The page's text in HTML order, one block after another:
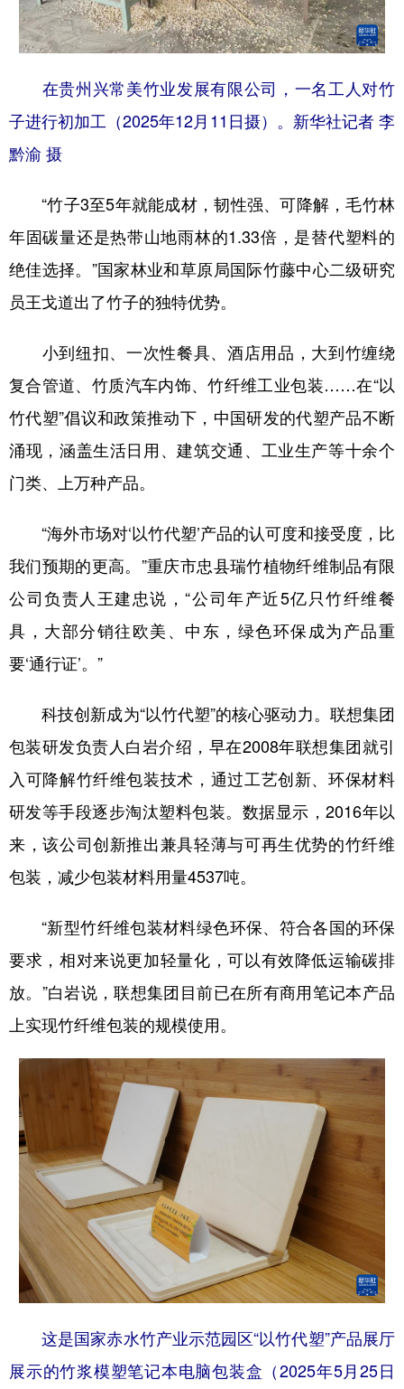
在贵州兴常美竹业发展有限公司，一名工人对竹
子进行初加工（2025年12月11日摄）。新华社记者 李
黔渝 摄
“竹子3至5年就能成材，韧性强、可降解，毛竹林
年固碳量还是热带山地雨林的1.33倍，是替代塑料的
绝佳选择。”国家林业和草原局国际竹藤中心二级研究
员王戈道出了竹子的独特优势。
小到纽扣、一次性餐具、酒店用品，大到竹缠绕
复合管道、竹质汽车内饰、竹纤维工业包装……在“以
竹代塑”倡议和政策推动下，中国研发的代塑产品不断
涌现，涵盖生活日用、建筑交通、工业生产等十余个
门类、上万种产品。
“海外市场对‘以竹代塑’产品的认可度和接受度，比
我们预期的更高。”重庆市忠县瑞竹植物纤维制品有限
公司负责人王建忠说，“公司年产近5亿只竹纤维餐
具，大部分销往欧美、中东，绿色环保成为产品重
要‘通行证’。”
科技创新成为“以竹代塑”的核心驱动力。联想集团
包装研发负责人白岩介绍，早在2008年联想集团就引
入可降解竹纤维包装技术，通过工艺创新、环保材料
研发等手段逐步淘汰塑料包装。数据显示，2016年以
来，该公司创新推出兼具轻薄与可再生优势的竹纤维
包装，减少包装材料用量4537吨。
“新型竹纤维包装材料绿色环保、符合各国的环保
要求，相对来说更加轻量化，可以有效降低运输碳排
放。”白岩说，联想集团目前已在所有商用笔记本产品
上实现竹纤维包装的规模使用。
这是国家赤水竹产业示范园区“以竹代塑”产品展厅
展示的竹浆模塑笔记本电脑包装盒（2025年5月25日